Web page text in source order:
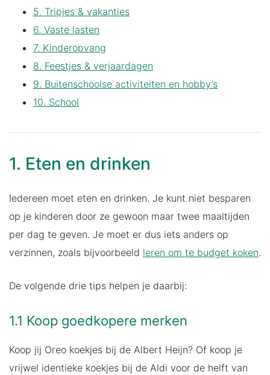
5. Tripjes & vakanties
6. Vaste lasten
7. Kinderopvang
8. Feestjes & verjaardagen
9. Buitenschoolse activiteiten en hobby’s
10. School
1. Eten en drinken
Iedereen moet eten en drinken. Je kunt niet besparen
op je kinderen door ze gewoon maar twee maaltijden
per dag te geven. Je moet er dus iets anders op
verzinnen, zoals bijvoorbeeld leren om te budget koken.
De volgende drie tips helpen je daarbij:
1.1 Koop goedkopere merken
Koop jij Oreo koekjes bij de Albert Heijn? Of koop je
vrijwel identieke koekjes bij de Aldi voor de helft van